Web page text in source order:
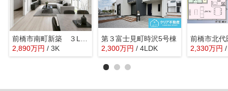
前橋市南町新築 ３LDK・全室南向き！
2,890万円 / 3K
第３富士見町時沢5号棟
2,300万円 / 4LDK 2,330万円